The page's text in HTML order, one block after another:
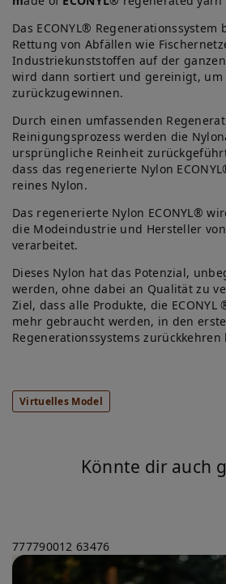
Das ECONYL®
Rettung von Abfällen wie
Industriekunststoffen auf der
wird dann sortiert und gereinigt, um
zurückzugewinnen.
Durch einen umfassenden
Reinigungsprozess werden die
ursprüngliche Reinheit
dass das regenerierte Nylon
reines Nylon.
Das regenerierte Nylon ECONYL®
die Modeindustrie und Hersteller
verarbeitet.
Dieses Nylon hat das Potenzial,
werden, ohne dabei an Qualität zu
Ziel, dass alle Produkte, die
mehr gebraucht werden, in den
Regenerationssystems zurückkehren
Virtuelles Model
Könnte dir auch
777790012 63476